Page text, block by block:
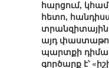
հարցում,
հետո,
այդ
պարտքի
գործարք է՝